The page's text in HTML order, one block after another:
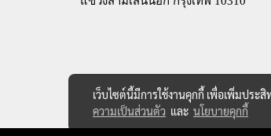
เว็บไซต์นี้มีการใช้งานคุกกี้ เพื่อเพิ่มประ
ความเป็นส่วนตัว และ นโยบายคุกกี้